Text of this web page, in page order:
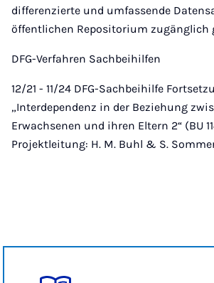
differenzierte und umfassende
öffentlichen Repositorium zugänglich
DFG-Verfahren Sachbeihilfen
12/21 - 11/24 DFG-Sachbeihilfe
„Interdependenz in der Beziehung
Erwachsenen und ihren Eltern 2“ (BU
Projektleitung: H. M. Buhl & S.